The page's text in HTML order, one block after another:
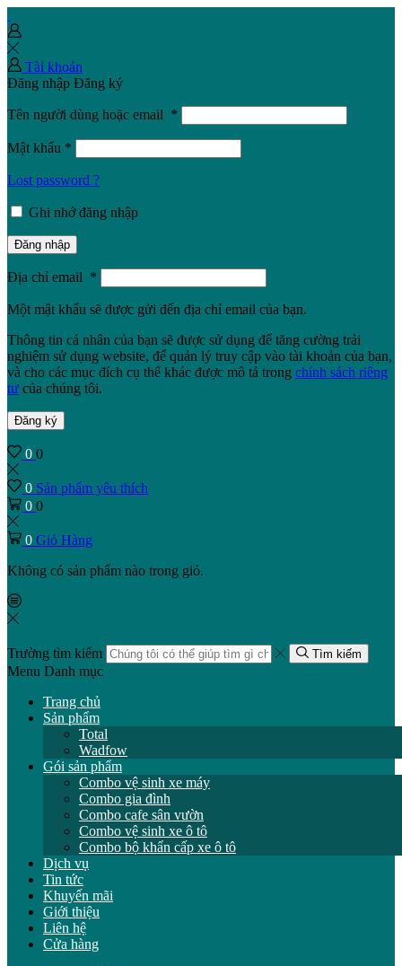
Tài khoản
Đăng nhập Đăng ký
Tên người dùng hoặc email *
Mật khẩu *
Lost password ?
Ghi nhớ đăng nhập
Đăng nhập
Địa chỉ email *
Một mật khẩu sẽ được gửi đến địa chỉ email của bạn.
Thông tin cá nhân của bạn sẽ được sử dụng để tăng cường trải
nghiệm sử dụng website, để quản lý truy cập vào tài khoản của bạn,
và cho các mục đích cụ thể khác được mô tả trong chính sách riêng
tư của chúng tôi.
Đăng ký
0 0
0 Sản phẩm yêu thích
0 0
0 Giỏ Hàng
Không có sản phẩm nào trong giỏ.
Trường tìm kiếm Tìm kiếm
Menu Danh mục
Trang chủ
Sản phẩm
Total
Wadfow
Gói sản phẩm
Combo vệ sinh xe máy
Combo gia đình
Combo cafe sân vườn
Combo vệ sinh xe ô tô
Combo bộ khẩn cấp xe ô tô
Dịch vụ
Tin tức
Khuyến mãi
Giới thiệu
Liên hệ
Cửa hàng